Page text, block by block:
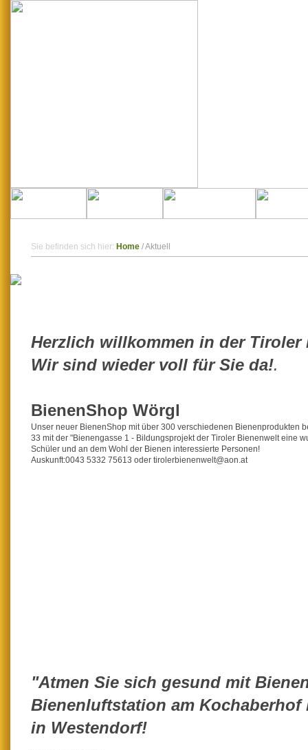
Sie befinden sich hier: Home /Aktuell
Herzlich willkommen in der Tiroler
Wir sind wieder voll für Sie da!.
BienenShop Wörgl
Unser neuer BienenShop mit über 300 verschiedenen Bienenprodukten
33 mit der "Bienengasse 1 - Bildungsprojekt der Tiroler Bienenwelt eine
Schüler und an dem Wohl der Bienen interessierte Personen!
Auskunft:0043 5332 75613 oder tirolerbienenwelt@aon.at
"Atmen Sie sich gesund mit
Bienenluftstation am Kochaberhof
in Westendorf!